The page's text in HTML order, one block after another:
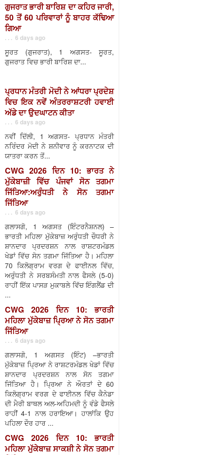
ਗੁਜਰਾਤ ਭਾਰੀ ਬਾਰਿਸ਼ ਦਾ ਕਹਿਰ ਜਾਰੀ,
50 ਤੋਂ 60 ਪਰਿਵਾਰਾਂ ਨੂੰ ਬਾਹਰ ਕੱਢਿਆ
ਗਿਆ
. . . 6 days ago
ਸੂਰਤ (ਗੁਜਰਾਤ), 1 ਅਗਸਤ- ਸੂਰਤ,
ਗੁਜਰਾਤ ਵਿਚ ਭਾਰੀ ਬਾਰਿਸ਼ ਦਾ...
ਪ੍ਰਧਾਨ ਮੰਤਰੀ ਮੋਦੀ ਨੇ ਆਂਧਰਾ ਪ੍ਰਦੇਸ਼
ਵਿਚ ਇਕ ਨਵੇਂ ਅੰਤਰਰਾਸ਼ਟਰੀ ਹਵਾਈ
ਅੱਡੇ ਦਾ ਉਦਘਾਟਨ ਕੀਤਾ
. . . 6 days ago
ਨਵੀਂ ਦਿੱਲੀ, 1 ਅਗਸਤ- ਪ੍ਰਧਾਨ ਮੰਤਰੀ
ਨਰਿੰਦਰ ਮੋਦੀ ਨੇ ਸ਼ਨੀਵਾਰ ਨੂੰ ਕਰਨਾਟਕ ਦੀ
ਯਾਤਰਾ ਕਰਨ ਤੋਂ...
CWG 2026 ਦਿਨ 10: ਭਾਰਤ ਨੇ
ਮੁੱਕੇਬਾਜ਼ੀ ਵਿੱਚ ਪੰਜਵਾਂ ਸੋਨ ਤਗਮਾ
ਜਿੱਤਿਆ:ਅਰੁੰਧਤੀ ਨੇ ਸੋਨ ਤਗਮਾ
ਜਿੱਤਿਆ
. . . 6 days ago
ਗਲਾਸਗੋ, 1 ਅਗਸਤ (ਇੰਟਰਨੈਸ਼ਨਲ) –
ਭਾਰਤੀ ਮਹਿਲਾ ਮੁੱਕੇਬਾਜ਼ ਅਰੁੰਧਤੀ ਚੌਧਰੀ ਨੇ
ਸ਼ਾਨਦਾਰ ਪ੍ਰਦਰਸ਼ਨ ਨਾਲ ਰਾਸ਼ਟਰਮੰਡਲ
ਖੇਡਾਂ ਵਿੱਚ ਸੋਨ ਤਗਮਾ ਜਿੱਤਿਆ ਹੈ। ਮਹਿਲਾ
70 ਕਿਲੋਗ੍ਰਾਮ ਵਰਗ ਦੇ ਫਾਈਨਲ ਵਿੱਚ,
ਅਰੁੰਧਤੀ ਨੇ ਸਰਬਸੰਮਤੀ ਨਾਲ ਫੈਸਲੇ (5-0)
ਰਾਹੀਂ ਇੱਕ ਪਾਸੜ ਮੁਕਾਬਲੇ ਵਿੱਚ ਇੰਗਲੈਂਡ ਦੀ
...
CWG 2026 ਦਿਨ 10: ਭਾਰਤੀ
ਮਹਿਲਾ ਮੁੱਕੇਬਾਜ਼ ਪ੍ਰਿਆ ਨੇ ਸੋਨ ਤਗਮਾ
ਜਿੱਤਿਆ
. . . 6 days ago
ਗਲਾਸਗੋ, 1 ਅਗਸਤ (ਇੰਟ) –ਭਾਰਤੀ
ਮੁੱਕੇਬਾਜ਼ ਪ੍ਰਿਆ ਨੇ ਰਾਸ਼ਟਰਮੰਡਲ ਖੇਡਾਂ ਵਿੱਚ
ਸ਼ਾਨਦਾਰ ਪ੍ਰਦਰਸ਼ਨ ਨਾਲ ਸੋਨ ਤਗਮਾ
ਜਿੱਤਿਆ ਹੈ। ਪ੍ਰਿਆ ਨੇ ਔਰਤਾਂ ਦੇ 60
ਕਿਲੋਗ੍ਰਾਮ ਵਰਗ ਦੇ ਫਾਈਨਲ ਵਿੱਚ ਕੈਨੇਡਾ
ਦੀ ਮੈਰੀ ਬਾਥਲ ਅਲ-ਅਹਿਮਦੀ ਨੂੰ ਵੰਡੇ ਫੈਸਲੇ
ਰਾਹੀਂ 4-1 ਨਾਲ ਹਰਾਇਆ। ਹਾਲਾਂਕਿ ਉਹ
ਪਹਿਲਾ ਦੌਰ ਹਾਰ ...
CWG 2026 ਦਿਨ 10: ਭਾਰਤੀ
ਮਹਿਲਾ ਮੁੱਕੇਬਾਜ਼ ਸਾਕਸ਼ੀ ਨੇ ਸੋਨ ਤਗਮਾ